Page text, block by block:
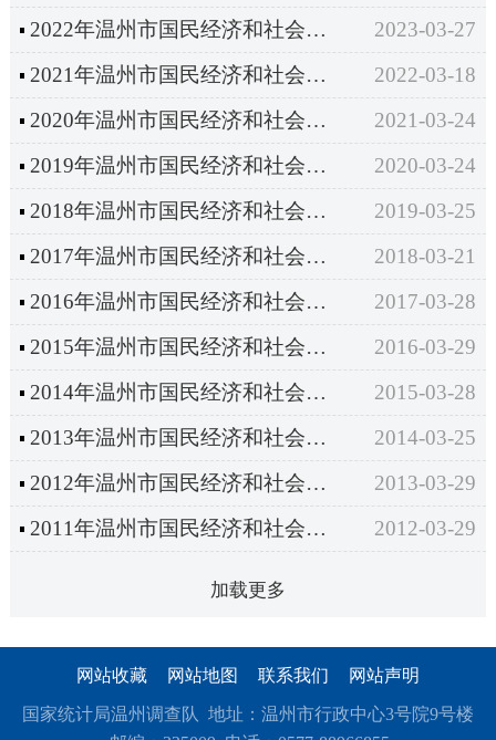
2022年温州市国民经济和社会发展统计公报
2023-03-27
2021年温州市国民经济和社会发展统计公报
2022-03-18
2020年温州市国民经济和社会发展统计公报
2021-03-24
2019年温州市国民经济和社会发展统计公报
2020-03-24
2018年温州市国民经济和社会发展统计公报
2019-03-25
2017年温州市国民经济和社会发展统计公报
2018-03-21
2016年温州市国民经济和社会发展统计公报
2017-03-28
2015年温州市国民经济和社会发展统计公报
2016-03-29
2014年温州市国民经济和社会发展统计公报
2015-03-28
2013年温州市国民经济和社会发展统计公报
2014-03-25
2012年温州市国民经济和社会发展统计公报
2013-03-29
2011年温州市国民经济和社会发展统计公报
2012-03-29
加载更多
网站收藏 网站地图 联系我们 网站声明
国家统计局温州调查队 地址：温州市行政中心3号院9号楼